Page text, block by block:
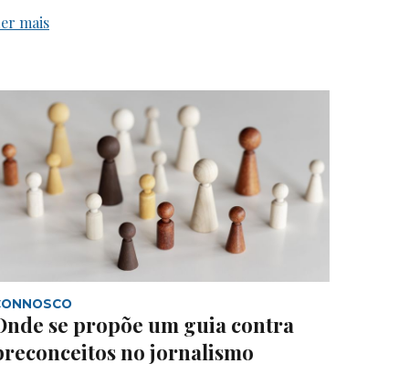
mais
se propõe um guia contra
no jornalismo